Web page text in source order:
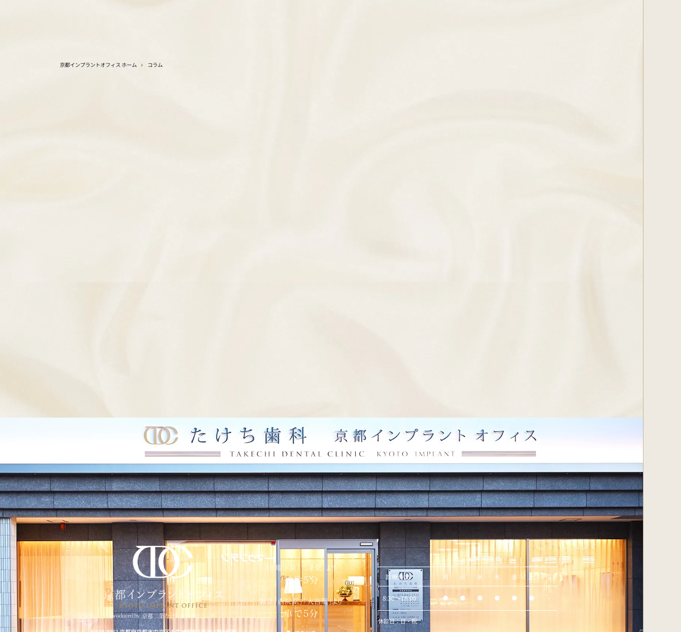
京都インプラントオフィス ホーム コラム
お電話でのお問い合わせ
初診の方のみ
produced by 京都二条たけち歯科クリニック
JR地下鉄「二条駅」より
徒歩5分
阪急「西院駅」「大宮駅」より
車で5分
診療時間 月 火 水 木 金 土 日
8:30〜18:00 ● ● ● ● ● ● –
休診日：日・祝